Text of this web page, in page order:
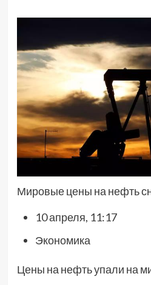
Мировые цены на нефть
10 апреля, 11:17
Экономика
Цены на нефть упали на